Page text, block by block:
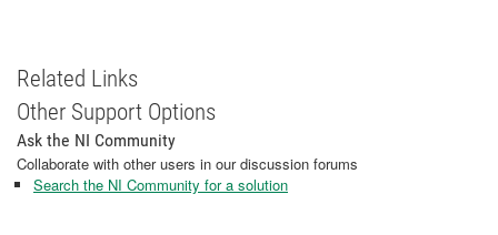
Related Links
Other Support Options
Ask the NI Community
Collaborate with other users in our discussion forums
Search the NI Community for a solution